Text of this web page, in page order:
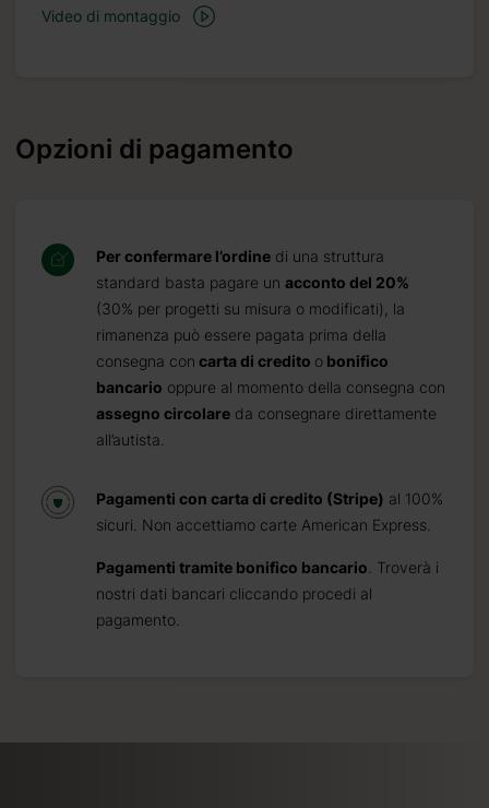
Video di montaggio
Opzioni di pagamento
Per confermare l’ordine di una struttura
standard basta pagare un acconto del 20%
(30% per progetti su misura o modificati), la
rimanenza può essere pagata prima della
consegna con carta di credito o bonifico
bancario oppure al momento della consegna con
assegno circolare da consegnare direttamente
all’autista.
Pagamenti con carta di credito (Stripe) al 100%
sicuri. Non accettiamo carte American Express.
Pagamenti tramite bonifico bancario . Troverà i
nostri dati bancari cliccando procedi al
pagamento.